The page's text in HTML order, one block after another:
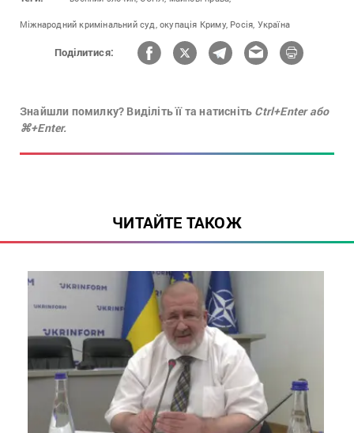
Міжнародний кримінальний суд, окупація Криму, Росія, Україна
Поділитися:
Знайшли помилку? Виділіть її та натисніть Ctrl+Enter або
⌘+Enter.
ЧИТАЙТЕ ТАКОЖ